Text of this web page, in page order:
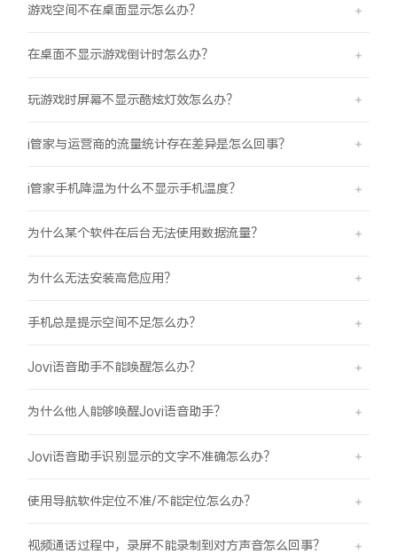
游戏空间不在桌面显示怎么办？
在桌面不显示游戏倒计时怎么办？
玩游戏时屏幕不显示酷炫灯效怎么办？
i管家与运营商的流量统计存在差异是怎么回事？
i管家手机降温为什么不显示手机温度？
为什么某个软件在后台无法使用数据流量？
为什么无法安装高危应用？
手机总是提示空间不足怎么办？
Jovi语音助手不能唤醒怎么办？
为什么他人能够唤醒Jovi语音助手？
Jovi语音助手识别显示的文字不准确怎么办？
使用导航软件定位不准/不能定位怎么办？
视频通话过程中，录屏不能录制到对方声音怎么回事？